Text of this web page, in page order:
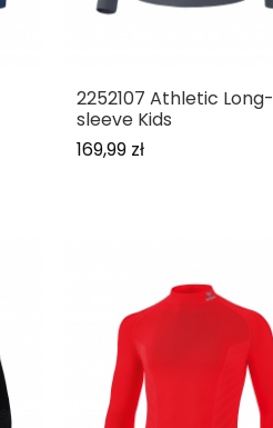
2252107 Athletic Long-
sleeve Kids
169,99 zł